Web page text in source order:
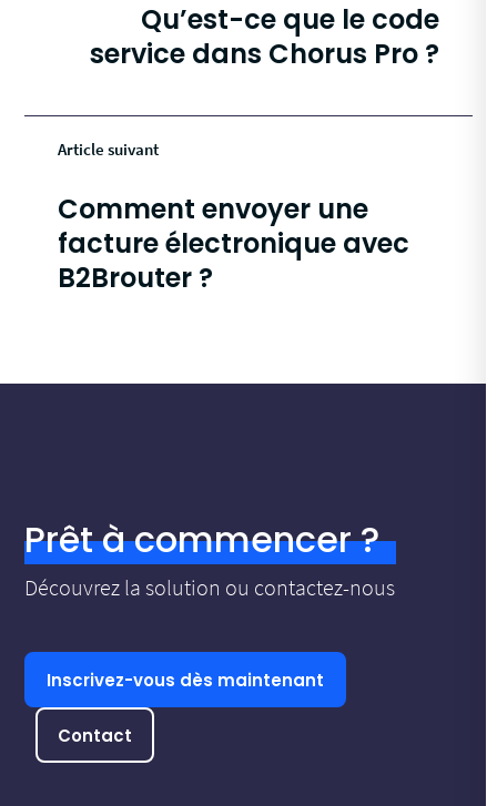
Qu’est-ce que le code
service dans Chorus Pro ?
Article suivant
Comment envoyer une
facture électronique avec
B2Brouter ?
Prêt à commencer ?
Découvrez la solution ou contactez-nous
Inscrivez-vous dès maintenant
Contact